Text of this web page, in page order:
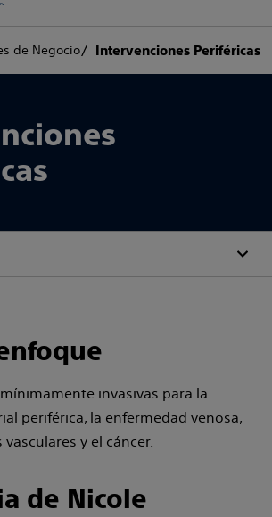
de Negocio Intervenciones Periféricas
invasivas para la
periférica, la enfermedad venosa,
y el cáncer.
de Nicole